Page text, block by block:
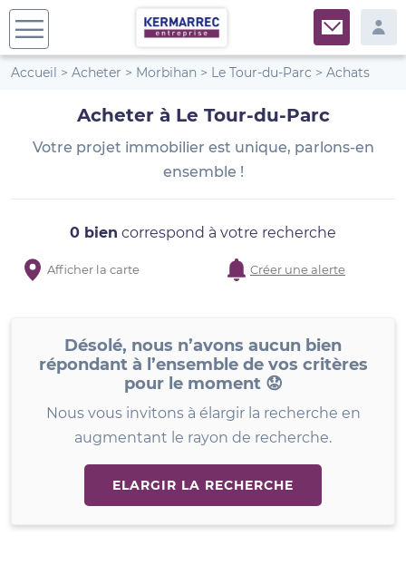
Accueil > Acheter > Morbihan > Le Tour-du-Parc > Achats
Acheter à Le Tour-du-Parc
Votre projet immobilier est unique, parlons-en
ensemble !
0 bien correspond à votre recherche
Afficher la carte Créer une alerte
Désolé, nous n’avons aucun bien
répondant à l’ensemble de vos critères
pour le moment 😟
Nous vous invitons à élargir la recherche en
augmentant le rayon de recherche.
ELARGIR LA RECHERCHE